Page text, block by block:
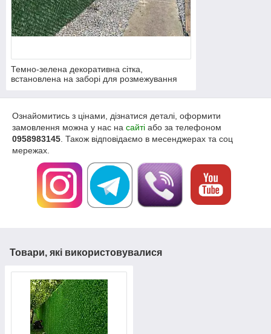
Темно-зелена декоративна сітка,
встановлена на заборі для розмежування
частини. Комбінація секцій різної висоти
Ознайомитись з цінами, дізнатися деталі, оформити
замовлення можна у нас на сайті або за телефоном
0958983145 . Також відповідаємо в месенджерах та соц
мережах.
Товари, які використовувалися